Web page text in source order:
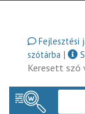
Fejlesztési
szótárba |
Keresett szó